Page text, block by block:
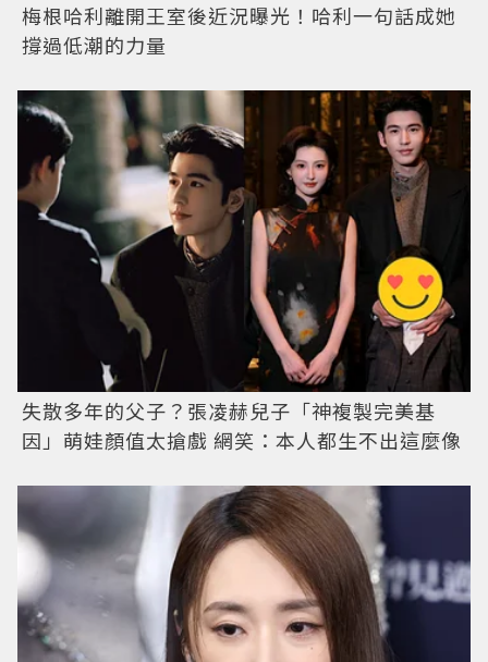
梅根哈利離開王室後近況曝光！哈利一句話成她
撐過低潮的力量
失散多年的父子？張凌赫兒子「神複製完美基
因」萌娃顏值太搶戲 網笑：本人都生不出這麼像